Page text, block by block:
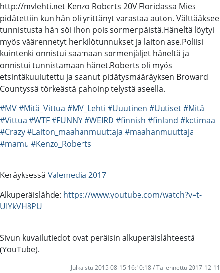
http://mvlehti.net Kenzo Roberts 20V.Floridassa Mies
pidätettiin kun hän oli yrittänyt varastaa auton. Välttääksee
tunnistusta hän söi ihon pois sormenpäistä.Häneltä löytyi
myös väärennetyt henkilötunnukset ja laiton ase.Poliisi
kuintenki onnistui saamaan sormenjäljet häneltä ja
onnistui tunnistamaan hänet.Roberts oli myös
etsintäkuulutettu ja saanut pidätysmääräyksen Broward
Countyssä törkeästä pahoinpitelystä aseella.
#MV#Mitä_Vittua #MV_Lehti #Uuutinen #Uutiset#Mitä
#Vittua #WTF#FUNNY#WEIRD #finnish #finland #kotimaa
#Crazy#Laiton_maahanmuuttaja #maahanmuuttaja
#mamu #Kenzo_Roberts
Keräyksessä Valemedia 2017
Alkuperäislähde: https://www.youtube.com/watch?v=t-
UIYkVH8PU
Sivun kuvailutiedot ovat peräisin alkuperäislähteestä
(YouTube).
Julkaistu 2015-08-15 16:10:18 / Tallennettu 2017-12-11